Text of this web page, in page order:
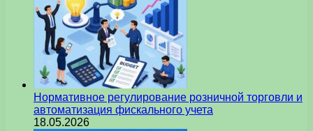
Нормативное регулирование розничной торговли и
автоматизация фискального учета
18.05.2026